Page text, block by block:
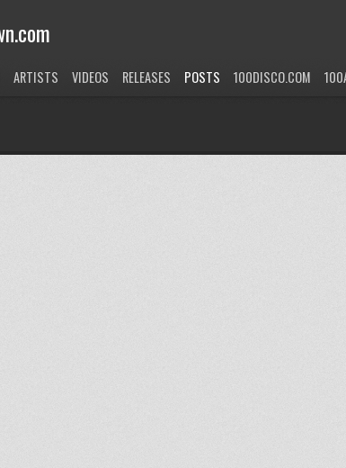
ARTISTS VIDEOS RELEASES POSTS 100DISCO.COM